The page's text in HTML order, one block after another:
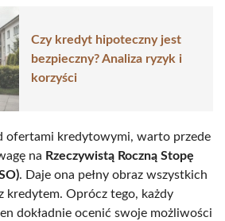
Czy kredyt hipoteczny jest
bezpieczny? Analiza ryzyk i
korzyści
ofertami kredytowymi, warto przede
na Rzeczywistą Roczną Stopę
. Daje ona pełny obraz wszystkich
kredytem. Oprócz tego, każdy
dokładnie ocenić swoje możliwości